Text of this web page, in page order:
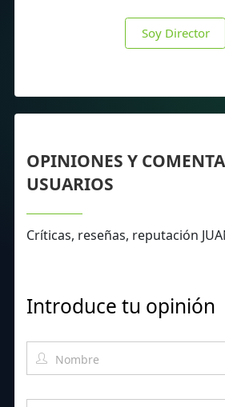
Soy Director
OPINIONES Y
USUARIOS
Críticas, reseñas, reputación
Introduce tu opinión